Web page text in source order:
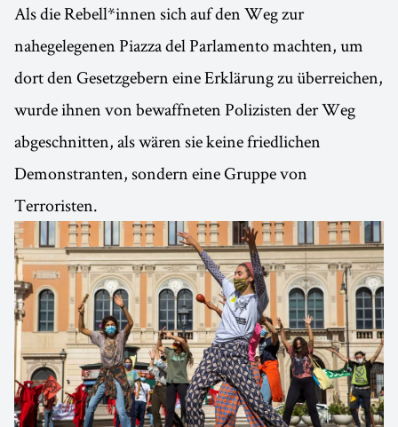
Als die Rebell*innen sich auf den Weg zur
nahegelegenen Piazza del Parlamento machten, um
dort den Gesetzgebern eine Erklärung zu überreichen,
wurde ihnen von bewaffneten Polizisten der Weg
abgeschnitten, als wären sie keine friedlichen
Demonstranten, sondern eine Gruppe von
Terroristen.